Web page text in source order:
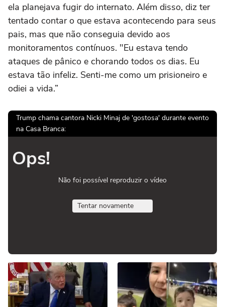
ela planejava fugir do internato. Além disso, diz ter
tentado contar o que estava acontecendo para seus
pais, mas que não conseguia devido aos
monitoramentos contínuos. "Eu estava tendo
ataques de pânico e chorando todos os dias. Eu
estava tão infeliz. Senti-me como um prisioneiro e
odiei a vida.”
Trump chama cantora Nicki Minaj de 'gostosa' durante evento
na Casa Branca:
Ops!
Não foi possível reproduzir o vídeo
Tentar novamente